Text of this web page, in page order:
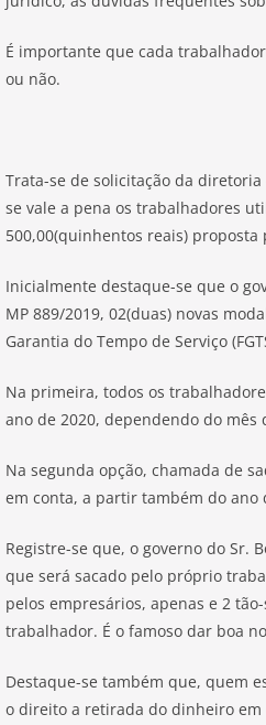
É importante que cada
ou não.
Trata-se de solicitação da diretoria
se vale a pena os trabalhadores
500,00(quinhentos reais)
Inicialmente destaque-se que o
MP 889/2019, 02(duas) novas
Garantia do Tempo de Serviço
Na primeira, todos os
ano de 2020, dependendo do mês
Na segunda opção, chamada de
em conta, a partir também do ano
Registre-se que, o governo do Sr.
que será sacado pelo próprio
pelos empresários, apenas e 2
trabalhador. É o famoso dar boa
Destaque-se também que, quem
o direito a retirada do dinheiro em